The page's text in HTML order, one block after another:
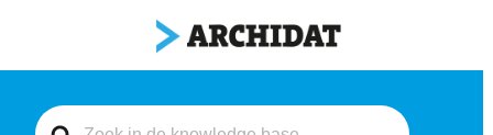
Search